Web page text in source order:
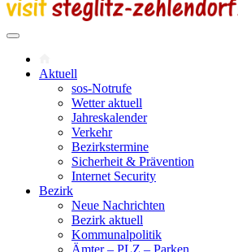
Aktuell
sos-Notrufe
Wetter aktuell
Jahreskalender
Verkehr
Bezirkstermine
Sicherheit & Prävention
Internet Security
Bezirk
Neue Nachrichten
Bezirk aktuell
Kommunalpolitik